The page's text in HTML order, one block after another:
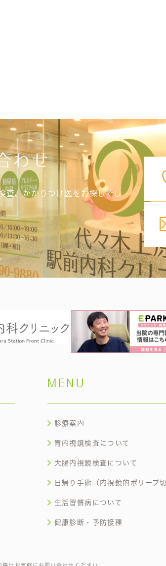
わせ
査、かかりつけ医をお探しでし
MENU
診療案内
胃内視鏡検査について
大腸内視鏡検査について
日帰り手術（内視鏡的ポリープ
生活習慣病について
健康診断・予防接種